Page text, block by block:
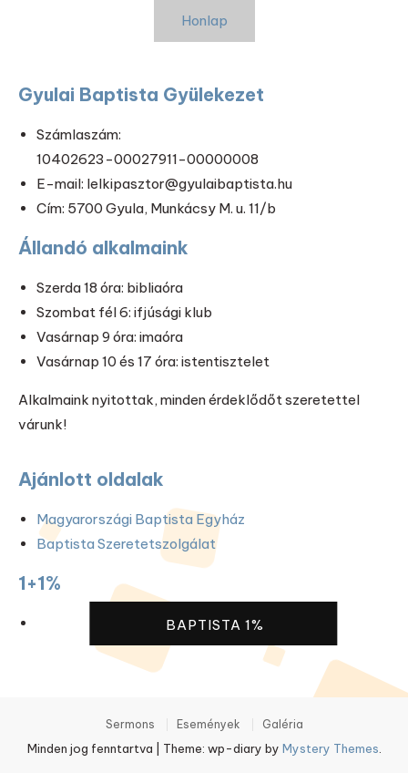
Honlap
Gyulai Baptista Gyülekezet
Számlaszám:
10402623-00027911-00000008
E-mail: lelkipasztor@gyulaibaptista.hu
Cím: 5700 Gyula, Munkácsy M. u. 11/b
Állandó alkalmaink
Szerda 18 óra: bibliaóra
Szombat fél 6: ifjúsági klub
Vasárnap 9 óra: imaóra
Vasárnap 10 és 17 óra: istentisztelet
Alkalmaink nyitottak, minden érdeklődőt szeretettel
várunk!
Ajánlott oldalak
Magyarországi Baptista Egyház
Baptista Szeretetszolgálat
1+1%
BAPTISTA 1%
Sermons Események Galéria
Minden jog fenntartva Theme: wp-diary by Mystery Themes